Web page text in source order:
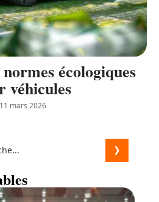
écologiques
véhicules
11 mars 2026